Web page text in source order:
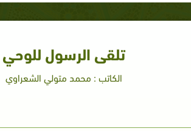
تلقى الرسول للوحي
الكاتب : محمد متولي الشعراوي